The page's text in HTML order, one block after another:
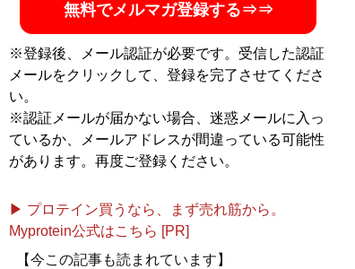
無料でメルマガ登録する⇒⇒
※登録後、メール認証が必要です。受信した認証
メールをクリックして、登録を完了させてくださ
い。
※認証メールが届かない場合、迷惑メールに入っ
ているか、メールアドレスが間違っている可能性
があります。再度ご登録ください。
▶ プロテイン買うなら、まず売れ筋から。
Myprotein公式はこちら [PR]
【今この記事も読まれています】